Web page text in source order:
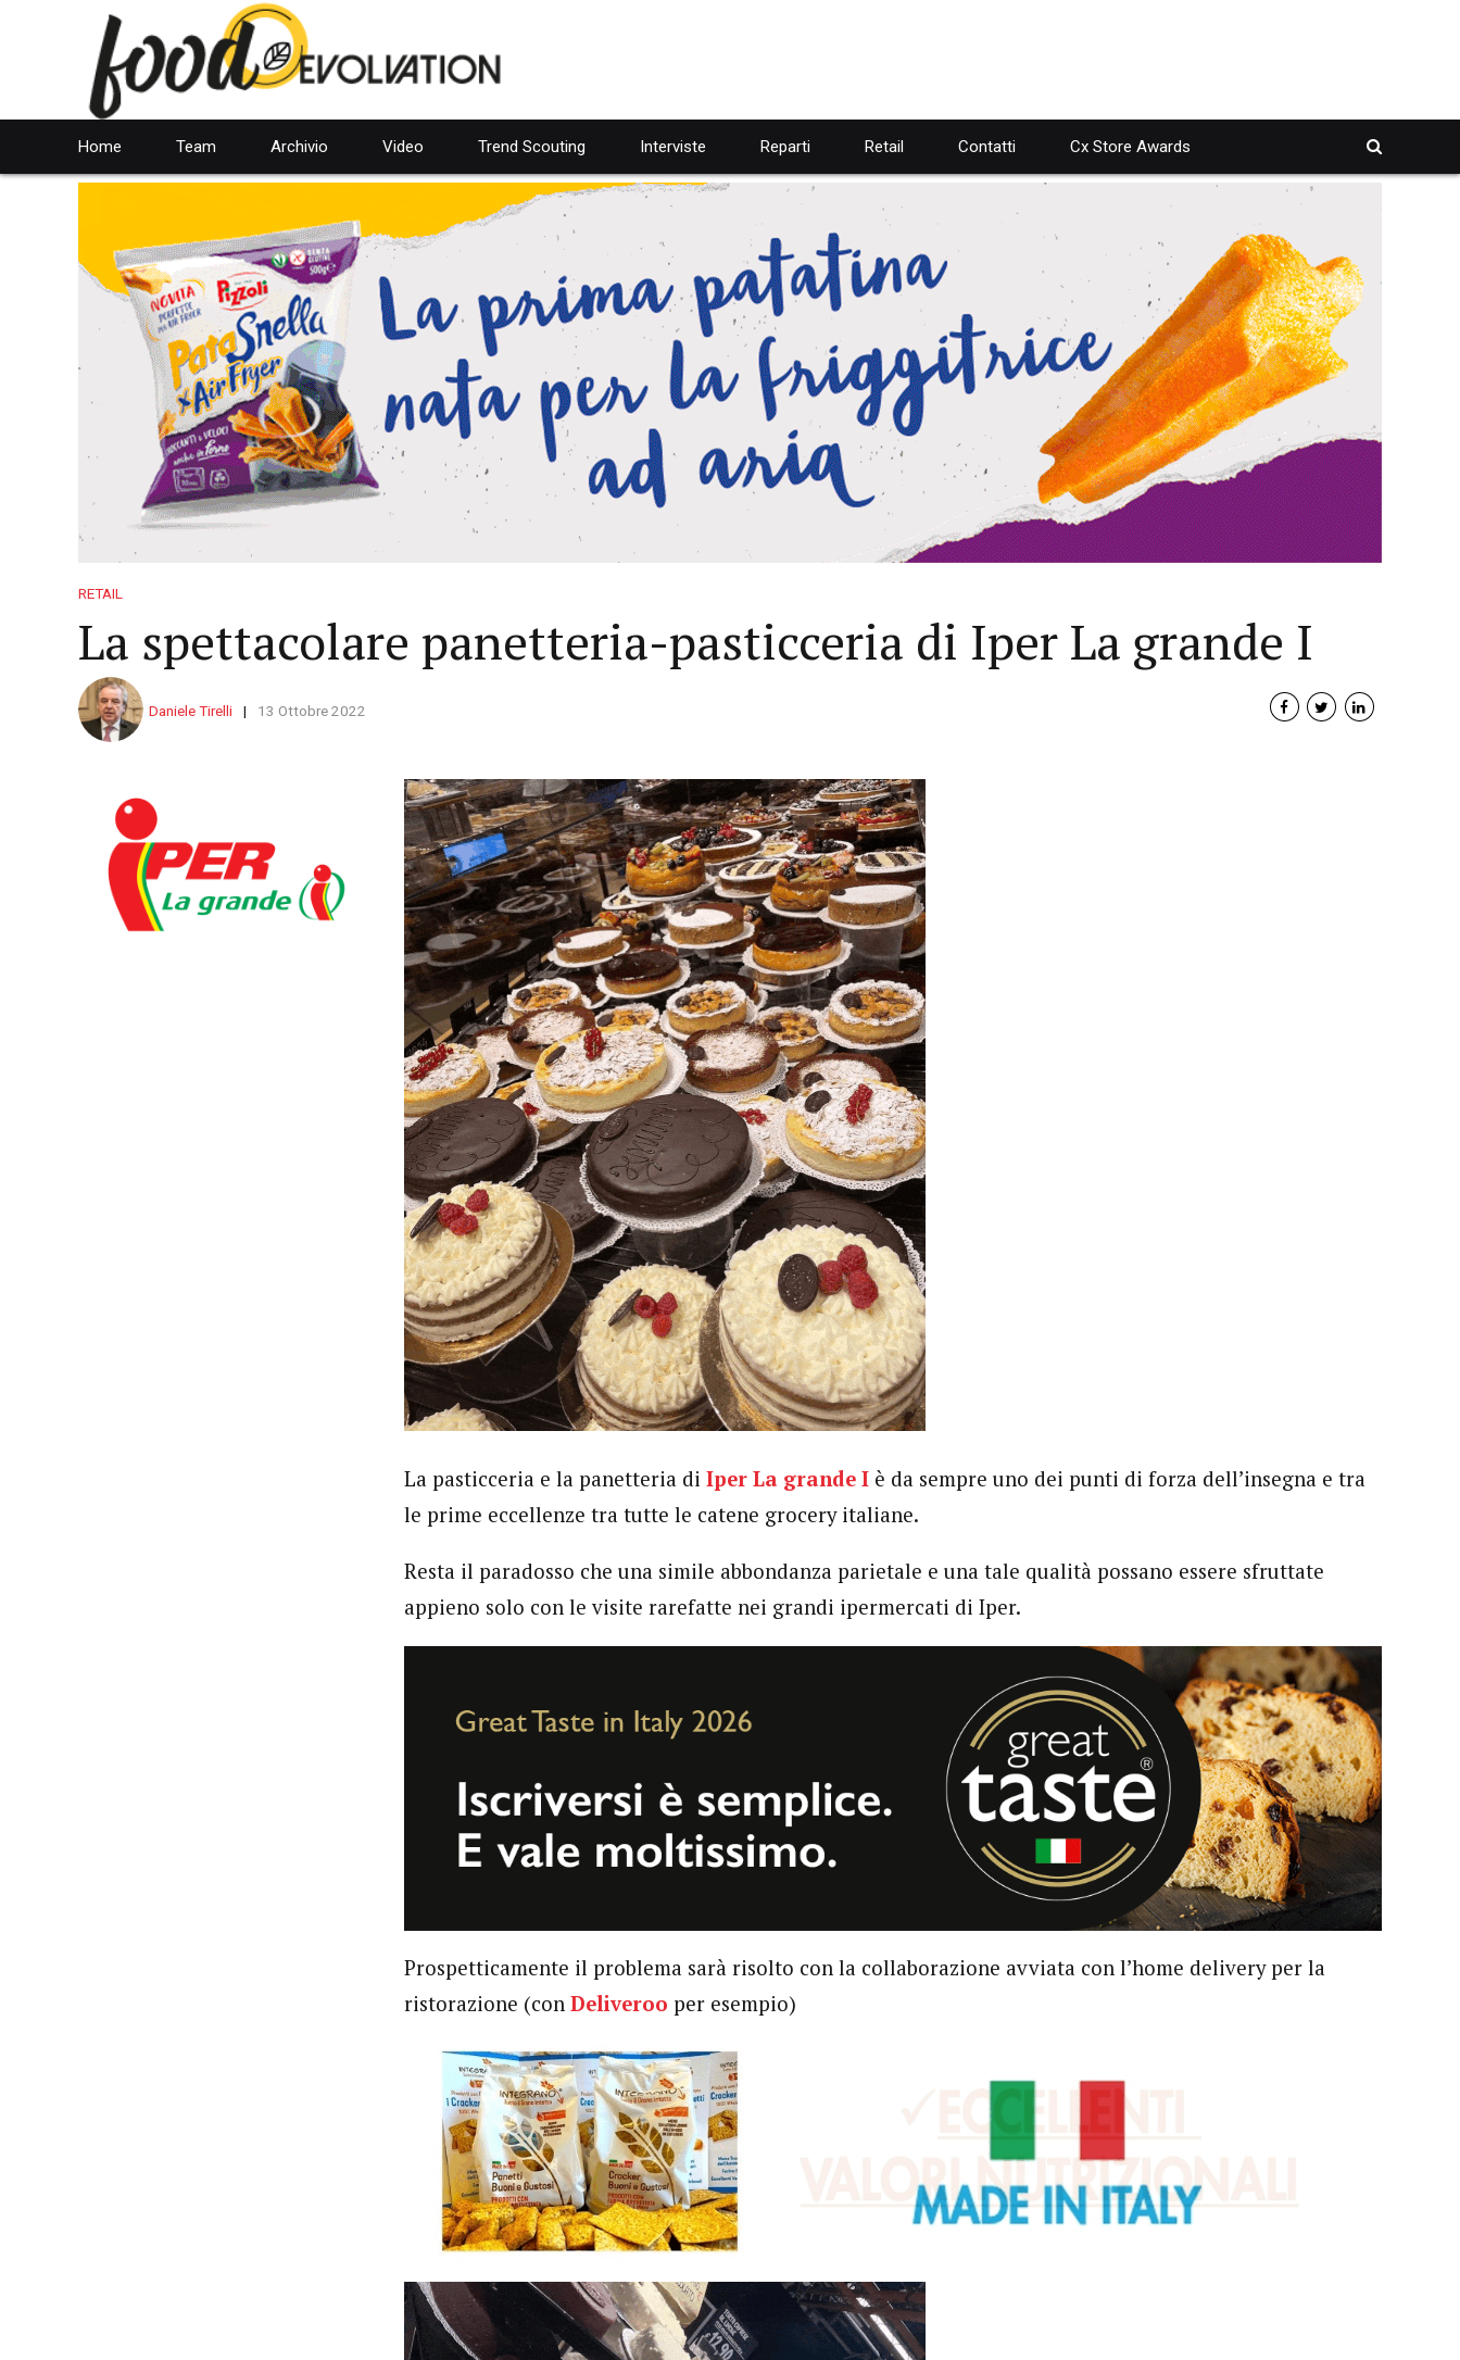
Home Team Archivio Video Trend Scouting Interviste Reparti Retail Contatti Cx Store Awards
RETAIL
La spettacolare panetteria-pasticceria di Iper La grande I
Daniele Tirelli 13 Ottobre 2022
La pasticceria e la panetteria di Iper La grande I è da sempre uno dei punti di forza dell’insegna e tra
le prime eccellenze tra tutte le catene grocery italiane.
Resta il paradosso che una simile abbondanza parietale e una tale qualità possano essere sfruttate
appieno solo con le visite rarefatte nei grandi ipermercati di Iper.
Prospetticamente il problema sarà risolto con la collaborazione avviata con l’home delivery per la
ristorazione (con Deliveroo per esempio)